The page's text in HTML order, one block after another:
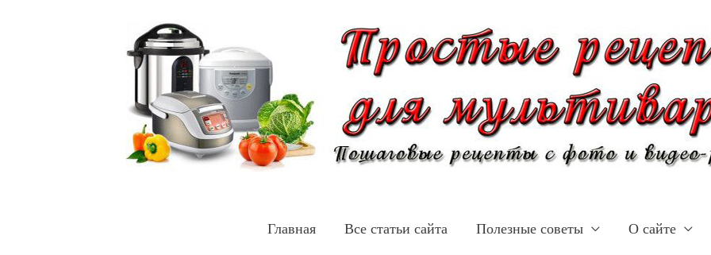
Главная Все статьи сайта Полезные советы О сайте